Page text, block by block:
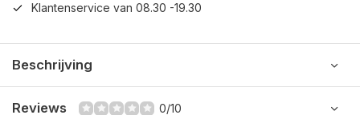
Klantenservice van 08.30 -19.30
Beschrijving
Reviews 0/10